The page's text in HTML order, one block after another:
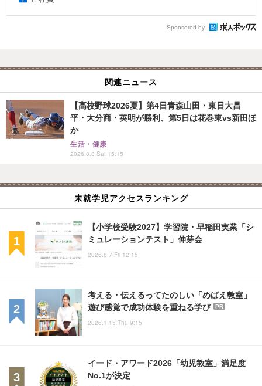
Sponsored by
関連ニュース
【高校野球2026夏】第4日青森山田・東日大昌
平・大分商・英明が勝利、第5日は花巻東vs新田ほ
か
生活・健康
2026.8.8 Sat 15:15
未就学児アクセスランキング
【小学校受験2027】学習院・早稲田実業「シ
ミュレーションテスト」伸芽会
2026.8.7 Fri 12:15
考える・伝えるってたのしい「めばえ教室」
遊び感覚で成功体験を重ねる学び
PR
2026.1.15 Thu 9:15
イード・アワード2026「幼児教室」満足度
No.1が決定